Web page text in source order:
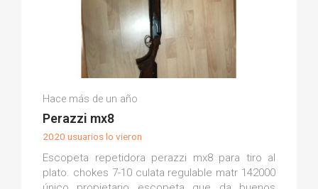
Oriol T.
Hace más de un año
Perazzi mx8
2020 usuarios lo vieron
Escopeta repetidora perazzi mx8 para tiro al
plato. chokes 7-10 culata regulable matr 142000